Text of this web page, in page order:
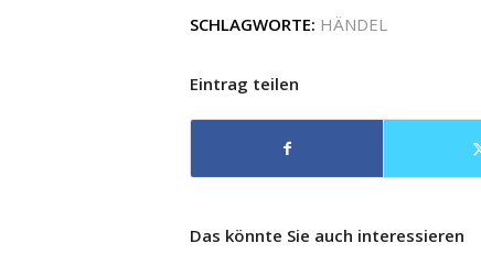
SCHLAGWORTE: HÄNDEL
Eintrag teilen
Das könnte Sie auch interessieren